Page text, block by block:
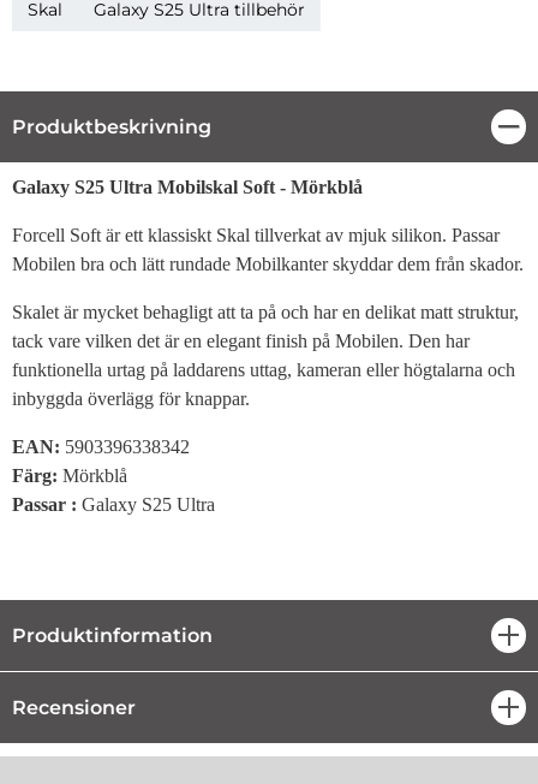
Skal Galaxy S25 Ultra tillbehör
Produktbeskrivning
Produktbeskrivning
Galaxy S25 Ultra Mobilskal Soft - Mörkblå
Forcell Soft är ett klassiskt Skal tillverkat av mjuk silikon. Passar
Mobilen bra och lätt rundade Mobilkanter skyddar dem från skador.
Skalet är mycket behagligt att ta på och har en delikat matt struktur,
tack vare vilken det är en elegant finish på Mobilen. Den har
funktionella urtag på laddarens uttag, kameran eller högtalarna och
inbyggda överlägg för knappar.
EAN: 5903396338342
Färg: Mörkblå
Passar : Galaxy S25 Ultra
Produktinformation
Recensioner